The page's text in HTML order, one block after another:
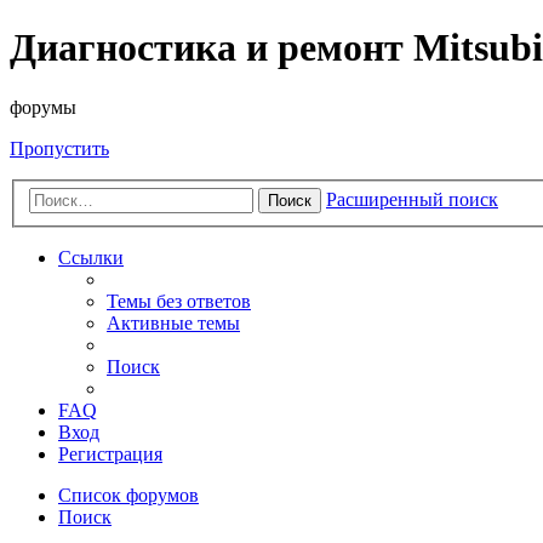
Диагностика и ремонт
форумы
Пропустить
Поиск Расширенный поиск
Ссылки
Темы без ответов
Активные темы
Поиск
FAQ
Вход
Регистрация
Список форумов
Поиск